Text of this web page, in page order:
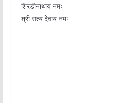
शिरडीनाथाय नमः
श्री सत्य देवाय नमः